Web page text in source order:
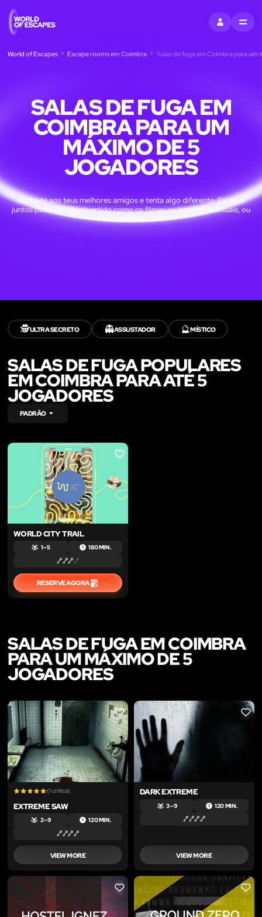
ENTRARMENU
World of Escapes Escape rooms em Coimbra Salas de fuga em Coimbra para um
SALAS DE FUGA EM
COIMBRA PARA UM
MÁXIMO DE 5
JOGADORES
Junta-te aos teus melhores amigos e tenta algo diferente. Escapar
juntos pode ser tão divertido como os filmes ou bowling habituais, ou
🕵️ULTRA SECRETO 👻ASSUSTADOR 🔮MÍSTICO
SALAS DE FUGA POPULARES
EM COIMBRA PARA ATÉ 5
JOGADORES
PADRÃO
LIKE
WORLD CITY TRAIL
1 – 5 180 MIN.
RESERVE AGORA
SALAS DE FUGA EM COIMBRA
PARA UM MÁXIMO DE 5
JOGADORES
LIKE
(1 crítica)
EXTREME SAW
2 – 9 120 MIN.
VIEW MORE
LIKE
DARK EXTREME
3 – 9 120 MIN.
VIEW MORE
LIKE LIKE